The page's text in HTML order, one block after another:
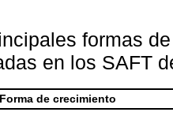
formas
en los SAFT
Forma de crecimiento